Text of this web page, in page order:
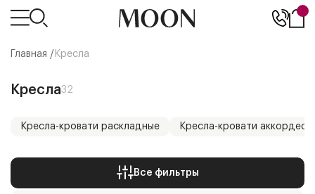
Главная / Кресла
Кресла32
Кресла-кровати раскладные Кресла-кровати аккордеон
Все фильтры